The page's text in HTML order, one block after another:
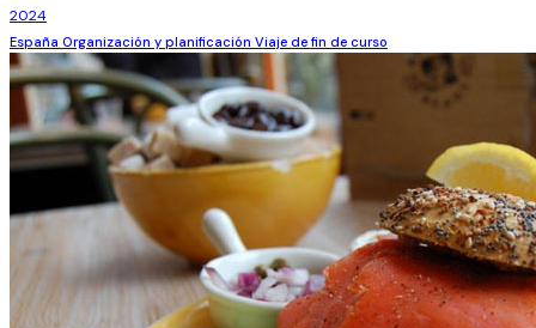
2024
España Organización y planificación Viaje de fin de curso